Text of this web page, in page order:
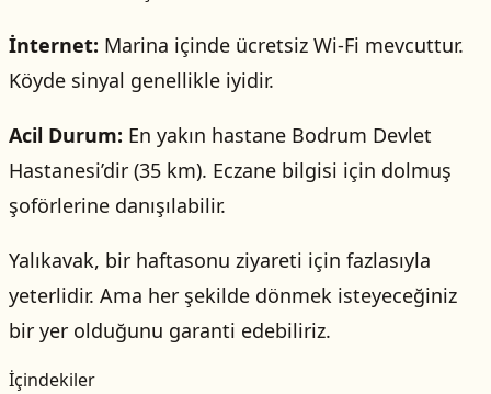
İnternet: Marina içinde ücretsiz Wi-Fi mevcuttur.
Köyde sinyal genellikle iyidir.
Acil Durum: En yakın hastane Bodrum Devlet
Hastanesi’dir (35 km). Eczane bilgisi için dolmuş
şoförlerine danışılabilir.
Yalıkavak, bir haftasonu ziyareti için fazlasıyla
yeterlidir. Ama her şekilde dönmek isteyeceğiniz
bir yer olduğunu garanti edebiliriz.
İçindekiler